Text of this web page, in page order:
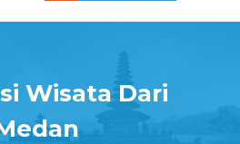
Wisata Dari